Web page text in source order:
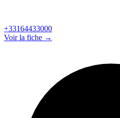
+33164433000
Voir la fiche →